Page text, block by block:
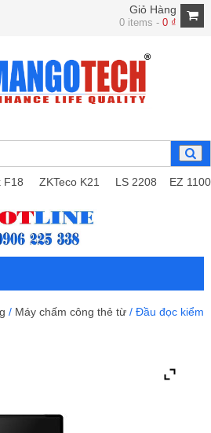
Giỏ Hàng
0 items -0 ₫
F18 ZKTeco K21 LS 2208 EZ 1100
/ Máy chấm công thẻ từ / Đầu đọc kiểm